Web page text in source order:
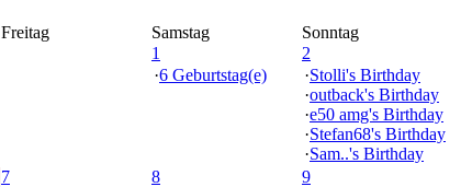
Freitag Samstag Sonntag
1
·6 Geburtstag(e)
2
·Stolli's Birthday
·outback's Birthday
·e50 amg's Birthday
·Stefan68's Birthday
·Sam..'s Birthday
7
8
9